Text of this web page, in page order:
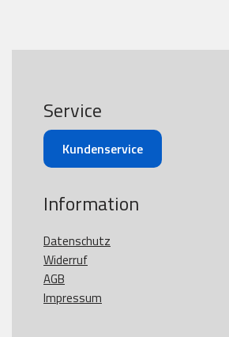
Service
Kundenservice
Information
Datenschutz
Widerruf
AGB
Impressum